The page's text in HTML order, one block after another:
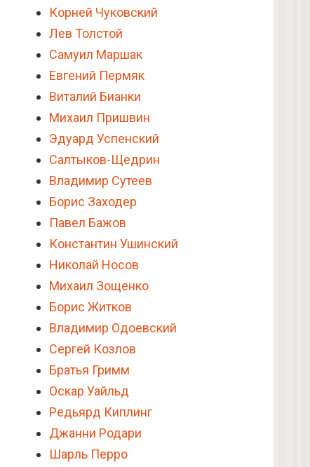
Корней Чуковский
Лев Толстой
Самуил Маршак
Евгений Пермяк
Виталий Бианки
Михаил Пришвин
Эдуард Успенский
Салтыков-Щедрин
Владимир Сутеев
Борис Заходер
Павел Бажов
Константин Ушинский
Николай Носов
Михаил Зощенко
Борис Житков
Владимир Одоевский
Сергей Козлов
Братья Гримм
Оскар Уайльд
Редьярд Киплинг
Джанни Родари
Шарль Перро